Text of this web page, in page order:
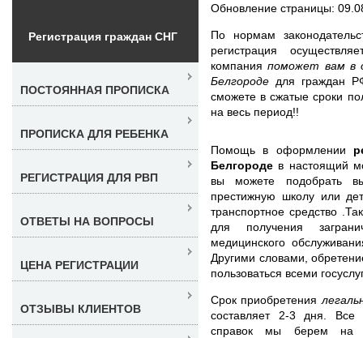
Обновление страницы:
По нормам
регистрация
компанияпоможет вам в
Белгороде для граждан
сможете в сжатые сроки
на весь период!!
Помощь в оформлении
Белгороде в настоящий
вы можете подобрать
престижную школу или
транспортное средство
для получения
медицинского
Другими словами,
пользоваться всеми
Срок приобретения
составляет 2-3 дня.
справок мы берем на
Регистрация граждан СНГ
ПОСТОЯННАЯ ПРОПИСКА
ПРОПИСКА ДЛЯ РЕБЕНКА
РЕГИСТРАЦИЯ ДЛЯ РВП
ОТВЕТЫ НА ВОПРОСЫ
ЦЕНА РЕГИСТРАЦИИ
ОТЗЫВЫ КЛИЕНТОВ